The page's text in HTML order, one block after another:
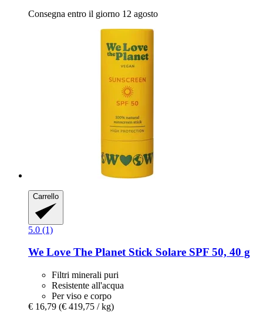
Consegna entro il giorno 12 agosto
Carrello
5.0 (1)
We Love The PlanetStick Solare SPF 50, 40 g
Filtri minerali puri
Resistente all'acqua
Per viso e corpo
€ 16,79 (€ 419,75 / kg)